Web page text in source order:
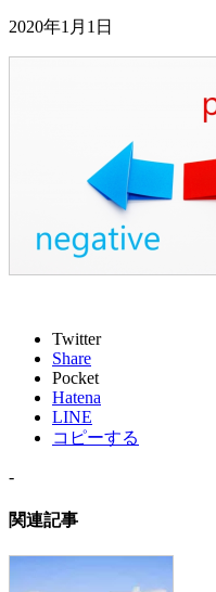
2020年1月1日
Twitter
Share
Pocket
Hatena
LINE
コピーする
-
関連記事